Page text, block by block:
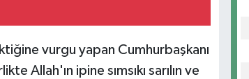
vurgu yapan Cumhurbaşkanı
Allah'ın ipine sımsıkı sarılın ve